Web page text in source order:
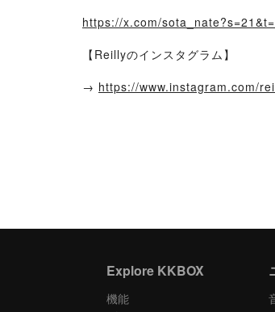
https://x.com/
【Reillyのインスタグラム】
→ https://www.instagram.com/
Explore KKBOX
機能